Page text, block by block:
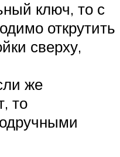
ключ, то с
открутить
сверху,
же
то